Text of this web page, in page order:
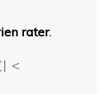
rater.
<